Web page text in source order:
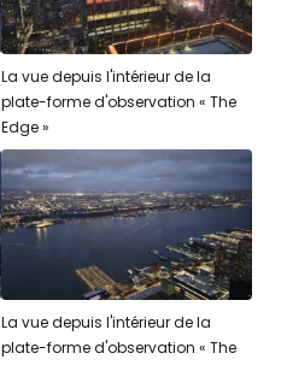
La vue depuis l'intérieur de la
plate-forme d'observation « The
Edge »
La vue depuis l'intérieur de la
plate-forme d'observation « The